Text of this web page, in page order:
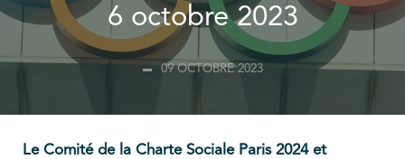
6 octobre 2023
09 OCTOBRE 2023
Le Comité de la Charte Sociale Paris 2024 et